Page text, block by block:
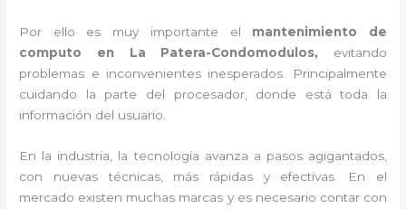
Por ello es muy importante el mantenimiento de
computo en La Patera-Condomodulos, evitando
problemas e inconvenientes inesperados. Principalmente
cuidando la parte del procesador, donde está toda la
información del usuario.
En la industria, la tecnología avanza a pasos agigantados,
con nuevas técnicas, más rápidas y efectivas . En el
mercado existen muchas marcas y es necesario contar con